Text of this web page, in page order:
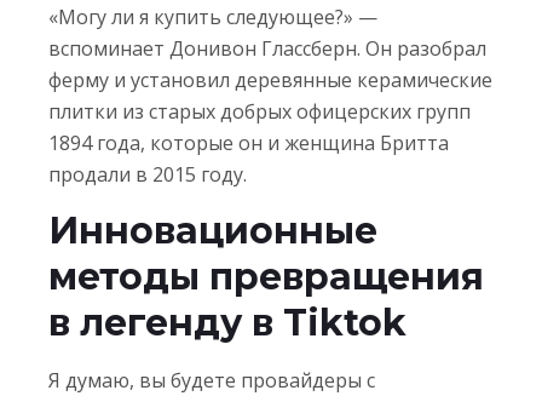
«Могу ли я купить следующее?» —
вспоминает Донивон Глассберн. Он разобрал
ферму и установил деревянные керамические
плитки из старых добрых офицерских групп
1894 года, которые он и женщина Бритта
продали в 2015 году.
Инновационные
методы превращения
в легенду в Tiktok
Я думаю, вы будете провайдеры с